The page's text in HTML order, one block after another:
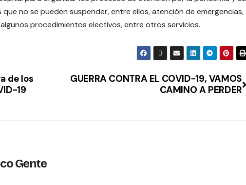
no se pueden suspender, entre ellos, atención de emergencias,
procedimientos electivos, entre otros servicios.
GUERRA CONTRA EL COVID-19, VAMOS
CAMINO A PERDER
de los
19
Gente